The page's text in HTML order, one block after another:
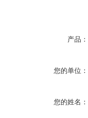
产品：
您的单位：
您的姓名：